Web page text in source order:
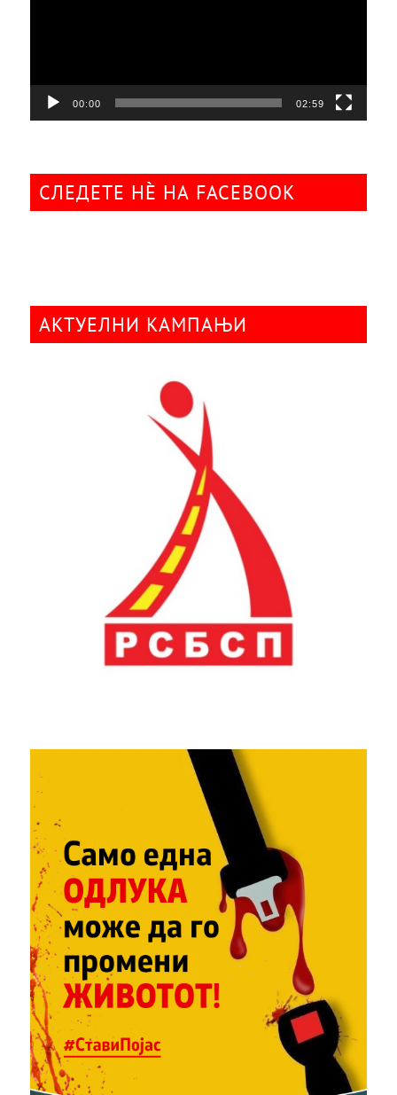
00:00 02:59
СЛЕДЕТЕ НÈ НА FACEBOOK
АКТУЕЛНИ КАМПАЊИ